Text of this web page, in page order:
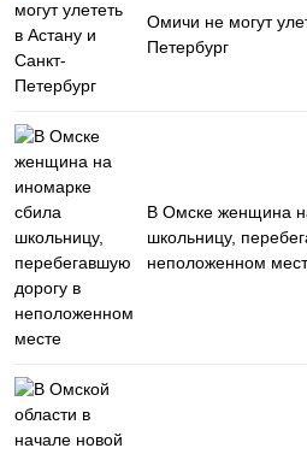
Омичи не могут
Петербург
В Омске женщина
школьницу,
неположенном